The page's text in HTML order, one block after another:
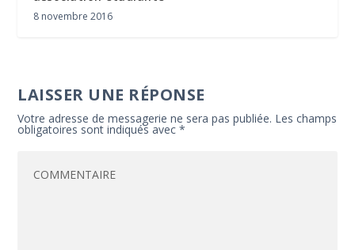
8 novembre 2016
LAISSER UNE RÉPONSE
Votre adresse de messagerie ne sera pas publiée. Les champs
obligatoires sont indiqués avec*